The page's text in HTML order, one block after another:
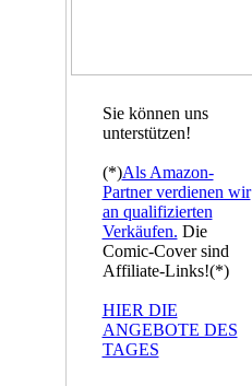
Sie können uns
unterstützen!
(*)Als Amazon-
Partner verdienen wir
an qualifizierten
Verkäufen. Die
Comic-Cover sind
Affiliate-Links!(*)
HIER DIE
ANGEBOTE DES
TAGES